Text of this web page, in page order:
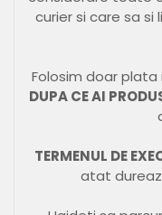
curier si care sa si
Folosim doar
DUPA CE AI
TERMENUL DE
atat